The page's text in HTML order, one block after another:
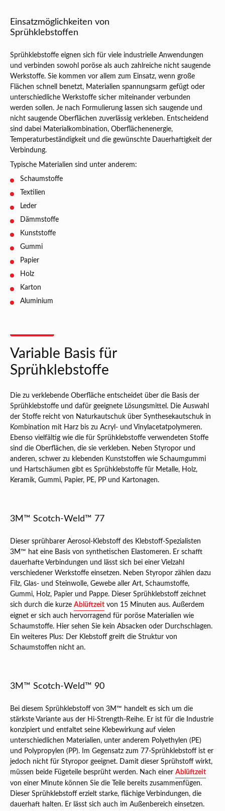
Einsatzmöglichkeiten von
Sprühklebstoffen
Sprühklebstoffe eignen sich für viele industrielle Anwendungen
und verbinden sowohl poröse als auch zahlreiche nicht saugende
Werkstoffe. Sie kommen vor allem zum Einsatz, wenn große
Flächen schnell benetzt, Materialien spannungsarm gefügt oder
unterschiedliche Werkstoffe sicher miteinander verbunden
werden sollen. Je nach Formulierung lassen sich saugende und
nicht saugende Oberflächen zuverlässig verkleben. Entscheidend
sind dabei Materialkombination, Oberflächenenergie,
Temperaturbeständigkeit und die gewünschte Dauerhaftigkeit der
Verbindung.
Typische Materialien sind unter anderem:
Schaumstoffe
Textilien
Leder
Dämmstoffe
Kunststoffe
Gummi
Papier
Holz
Karton
Aluminium
Variable Basis für
Sprühklebstoffe
Die zu verklebende Oberfläche entscheidet über die Basis der
Sprühklebstoffe und dafür geeignete Lösungsmittel. Die Auswahl
der Stoffe reicht von Naturkautschuk über Synthesekautschuk in
Kombination mit Harz bis zu Acryl- und Vinylacetatpolymeren.
Ebenso vielfältig wie die für Sprühklebstoffe verwendeten Stoffe
sind die Oberflächen, die sie verkleben. Neben Styropor und
anderen, schwer zu klebenden Kunststoffen wie Schaumgummi
und Hartschäumen gibt es Sprühklebstoffe für Metalle, Holz,
Keramik, Gummi, Papier, PE, PP und Kartonagen.
3M™ Scotch-Weld™ 77
Dieser sprühbarer Aerosol-Klebstoff des Klebstoff-Spezialisten
3M™ hat eine Basis von synthetischen Elastomeren. Er schafft
dauerhafte Verbindungen und lässt sich bei einer Vielzahl
verschiedener Werkstoffe einsetzen. Neben Styropor zählen dazu
Filz, Glas- und Steinwolle, Gewebe aller Art, Schaumstoffe,
Gummi, Holz, Papier und Pappe. Dieser Sprühklebstoff zeichnet
sich durch die kurze Ablüftzeit von 15 Minuten aus. Außerdem
eignet er sich auch hervorragend für poröse Materialien wie
Schaumstoffe. Hier sehen Sie kein Absacken oder Durchschlagen.
Ein weiteres Plus: Der Klebstoff greift die Struktur von
Schaumstoffen nicht an.
3M™ Scotch-Weld™ 90
Bei diesem Sprühklebstoff von 3M™ handelt es sich um die
stärkste Variante aus der Hi-Strength-Reihe. Er ist für die Industrie
konzipiert und entfaltet seine Klebewirkung auf vielen
unterschiedlichen Materialien, unter anderem Polyethylen (PE)
und Polypropylen (PP). Im Gegensatz zum 77-Sprühklebstoff ist er
jedoch nicht für Styropor geeignet. Damit dieser Sprühstoff wirkt,
müssen beide Fügeteile besprüht werden. Nach einer Ablüftzeit
von einer Minute können Sie die Teile bereits zusammenfügen.
Dieser Sprühklebstoff erzielt starke, flächige Verbindungen, die
dauerhaft halten. Er lässt sich auch im Außenbereich einsetzen.